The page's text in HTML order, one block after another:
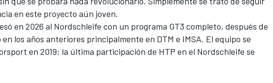
en este proyecto aún joven.
en 2026 al Nordschleife con un programa GT3 completo, después de
los años anteriores principalmente en DTM e IMSA. El equipo se
en 2019; la última participación de HTP en el Nordschleife se